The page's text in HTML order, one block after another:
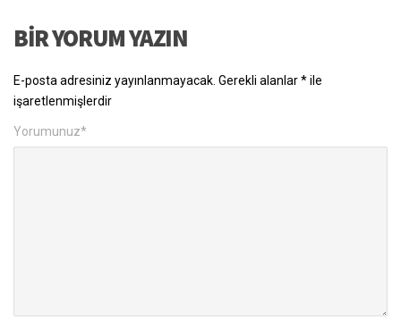
BIR YORUM YAZIN
E-posta adresiniz yayınlanmayacak. Gerekli alanlar*ile
işaretlenmişlerdir
Yorumunuz*